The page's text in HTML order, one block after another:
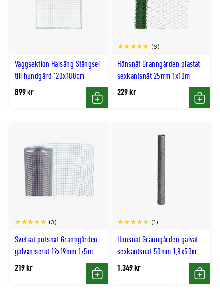
Väggsektion Halsäng Stängsel
till hundgård 120x180cm
899 kr
Köp
Hönsnät Granngården plastat
sexkantsnät 25mm 1x10m
(6)
229 kr
Köp
Svetsat putsnät Granngården
galvaniserat 19x19mm 1x5m
(3)
219 kr
Köp
Hönsnät Granngården galvat
sexkantsnät 50mm 1,8x50m
(1)
1.349 kr
Köp